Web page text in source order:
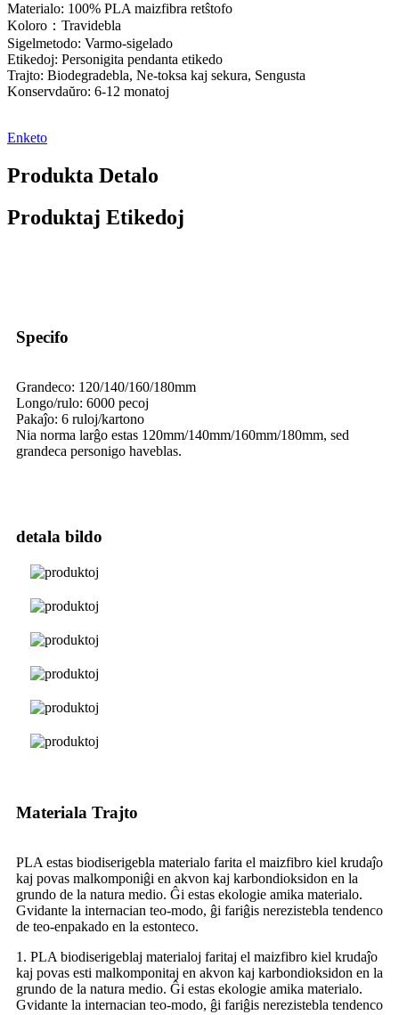
Materialo: 100% PLA maizfibra retŝtofo
Koloro：Travidebla
Sigelmetodo: Varmo-sigelado
Etikedoj: Personigita pendanta etikedo
Trajto: Biodegradebla, Ne-toksa kaj sekura, Sengusta
Konservdaŭro: 6-12 monatoj
Enketo
Produkta Detalo
Produktaj Etikedoj
Specifo
Grandeco: 120/140/160/180mm
Longo/rulo: 6000 pecoj
Pakaĵo: 6 ruloj/kartono
Nia norma larĝo estas 120mm/140mm/160mm/180mm, sed
grandeca personigo haveblas.
detala bildo
Materiala Trajto
PLA estas biodiserigebla materialo farita el maizfibro kiel krudaĵo
kaj povas malkomponiĝi en akvon kaj karbondioksidon en la
grundo de la natura medio. Ĝi estas ekologie amika materialo.
Gvidante la internacian teo-modo, ĝi fariĝis nerezistebla tendenco
de teo-enpakado en la estonteco.
1. PLA biodiserigeblaj materialoj faritaj el maizfibro kiel krudaĵo
kaj povas esti malkomponitaj en akvon kaj karbondioksidon en la
grundo de la natura medio. Ĝi estas ekologie amika materialo.
Gvidante la internacian teo-modo, ĝi fariĝis nerezistebla tendenco